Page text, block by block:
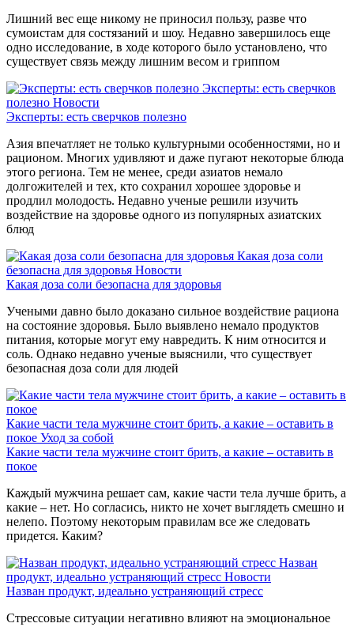
Лишний вес еще никому не приносил пользу, разве что
сумоистам для состязаний и шоу. Недавно завершилось еще
одно исследование, в ходе которого было установлено, что
существует связь между лишним весом и гриппом
Эксперты: есть сверчков
полезно Новости
Эксперты: есть сверчков полезно
Азия впечатляет не только культурными особенностями, но и
рационом. Многих удивляют и даже пугают некоторые блюда
этого региона. Тем не менее, среди азиатов немало
долгожителей и тех, кто сохранил хорошее здоровье и
продлил молодость. Недавно ученые решили изучить
воздействие на здоровье одного из популярных азиатских
блюд
Какая доза соли
безопасна для здоровья Новости
Какая доза соли безопасна для здоровья
Учеными давно было доказано сильное воздействие рациона
на состояние здоровья. Было выявлено немало продуктов
питания, которые могут ему навредить. К ним относится и
соль. Однако недавно ученые выяснили, что существует
безопасная доза соли для людей
Какие части тела мужчине стоит брить, а какие – оставить в
покое Уход за собой
Какие части тела мужчине стоит брить, а какие – оставить в
покое
Каждый мужчина решает сам, какие части тела лучше брить, а
какие – нет. Но согласись, никто не хочет выглядеть смешно и
нелепо. Поэтому некоторым правилам все же следовать
придется. Каким?
Назван
продукт, идеально устраняющий стресс Новости
Назван продукт, идеально устраняющий стресс
Стрессовые ситуации негативно влияют на эмоциональное